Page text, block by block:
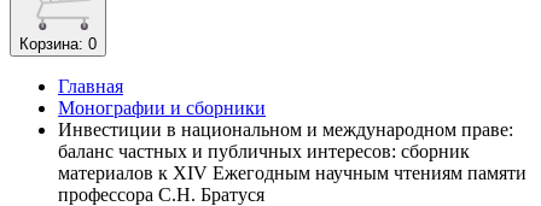
Корзина: 0
Главная
Монографии и сборники
Инвестиции в национальном и международном праве:
баланс частных и публичных интересов: сборник
материалов к XIV Ежегодным научным чтениям памяти
профессора С.Н. Братуся